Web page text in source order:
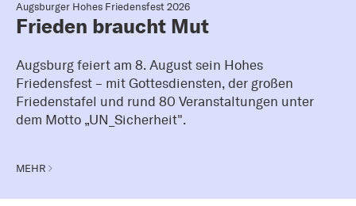
Augsburger Hohes Friedensfest 2026
Frieden braucht Mut
Augsburg feiert am 8. August sein Hohes
Friedensfest – mit Gottesdiensten, der großen
Friedenstafel und rund 80 Veranstaltungen unter
dem Motto „UN_Sicherheit".
MEHR